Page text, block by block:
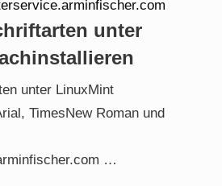
unter
unter LinuxMint
TimesNew Roman und
…